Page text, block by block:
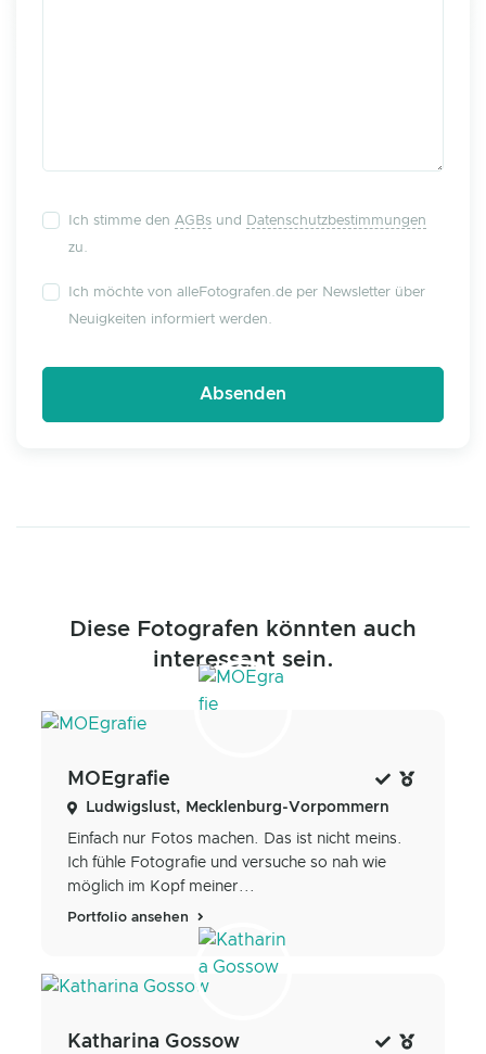
Ich stimme den AGBs und
Datenschutzbestimmungen
zu.
Ich möchte von alleFotografen.de per Newsletter über
Neuigkeiten informiert werden.
Diese Fotografen könnten auch
interessant sein.
MOEgrafie
Ludwigslust, Mecklenburg-Vorpommern
Einfach nur Fotos machen. Das ist nicht meins.
Ich fühle Fotografie und versuche so nah wie
möglich im Kopf meiner...
Portfolio ansehen
Katharina Gossow